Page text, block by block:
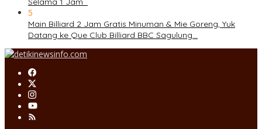
5
Main Billiard 2 Jam Gratis Minuman & Mie Goreng, Yuk
Datang ke Que Club Billiard BBC Sagulung…